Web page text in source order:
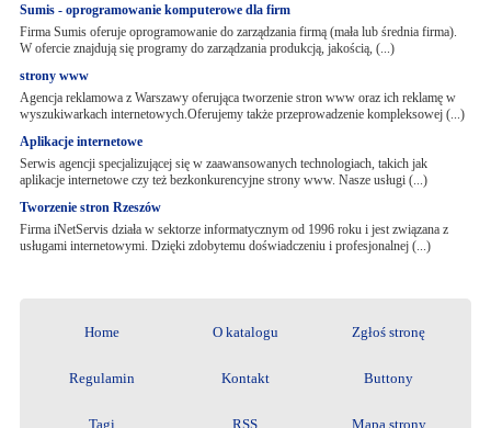
Sumis - oprogramowanie komputerowe dla firm
Firma Sumis oferuje oprogramowanie do zarządzania firmą (mała lub średnia firma).
W ofercie znajdują się programy do zarządzania produkcją, jakością, (...)
strony www
Agencja reklamowa z Warszawy oferująca tworzenie stron www oraz ich reklamę w
wyszukiwarkach internetowych.Oferujemy także przeprowadzenie kompleksowej (...)
Aplikacje internetowe
Serwis agencji specjalizującej się w zaawansowanych technologiach, takich jak
aplikacje internetowe czy też bezkonkurencyjne strony www. Nasze usługi (...)
Tworzenie stron Rzeszów
Firma iNetServis działa w sektorze informatycznym od 1996 roku i jest związana z
usługami internetowymi. Dzięki zdobytemu doświadczeniu i profesjonalnej (...)
Home O katalogu Zgłoś stronę
Regulamin Kontakt Buttony
Tagi RSS Mapa strony